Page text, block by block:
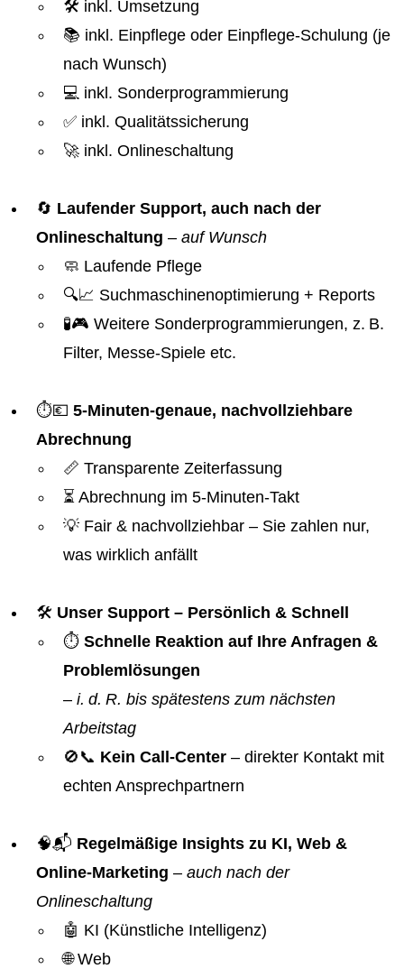
🛠️ inkl. Umsetzung
📚 inkl. Einpflege oder Einpflege-Schulung (je
nach Wunsch)
💻 inkl. Sonderprogrammierung
✅ inkl. Qualitätssicherung
🚀 inkl. Onlineschaltung
🔄 Laufender Support, auch nach der
Onlineschaltung – auf Wunsch
🧼 Laufende Pflege
🔍📈 Suchmaschinenoptimierung + Reports
🧪🎮 Weitere Sonderprogrammierungen, z. B.
Filter, Messe-Spiele etc.
⏱️💶 5-Minuten-genaue, nachvollziehbare
Abrechnung
📏 Transparente Zeiterfassung
⏳ Abrechnung im 5-Minuten-Takt
💡 Fair & nachvollziehbar – Sie zahlen nur,
was wirklich anfällt
🛠️ Unser Support – Persönlich & Schnell
⏱️ Schnelle Reaktion auf Ihre Anfragen &
Problemlösungen
– i. d. R. bis spätestens zum nächsten
Arbeitstag
🚫📞 Kein Call-Center – direkter Kontakt mit
echten Ansprechpartnern
🧠📬 Regelmäßige Insights zu KI, Web &
Online-Marketing – auch nach der
Onlineschaltung
🤖 KI (Künstliche Intelligenz)
🌐 Web